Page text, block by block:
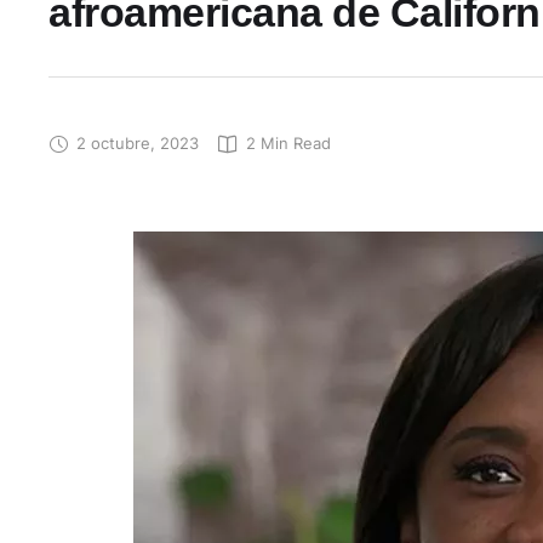
afroamericana de
2 octubre, 2023 2 Min Read